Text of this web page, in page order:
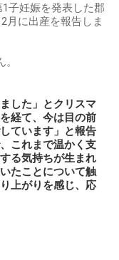
子妊娠を発表した郡
月に出産を報告しま
した」とクリスマ
経て、今は目の前
ています」と報告
これまで温かく支
る気持ちが生まれ
たことについて触
上がりを感じ、応